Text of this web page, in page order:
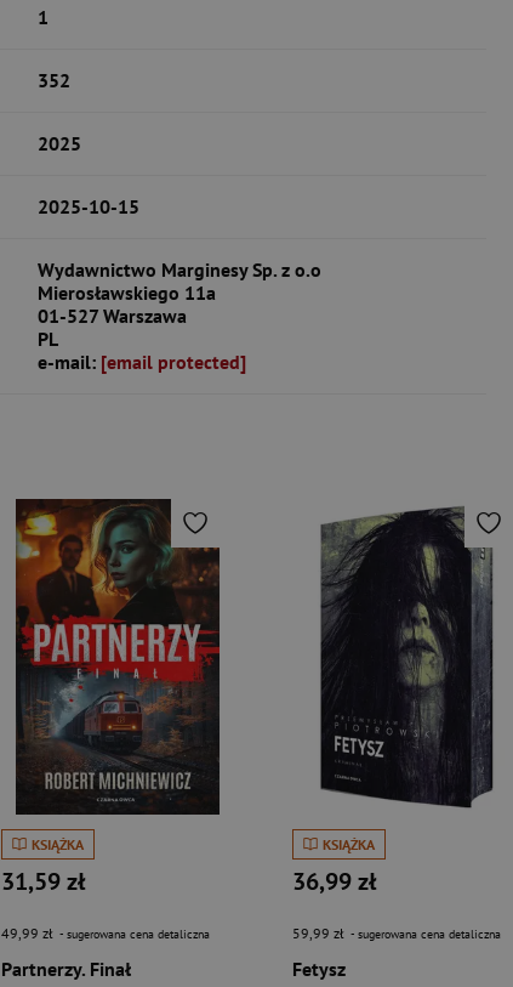
1
352
2025
2025-10-15
Wydawnictwo Marginesy Sp. z o.o
Mierosławskiego 11a
01-527 Warszawa
PL
e-mail: [email protected]
KSIĄŻKA
31,59 zł
49,99 zł - sugerowana cena detaliczna
Partnerzy. Finał
KSIĄŻKA
36,99 zł
59,99 zł - sugerowana cena detaliczna
Fetysz